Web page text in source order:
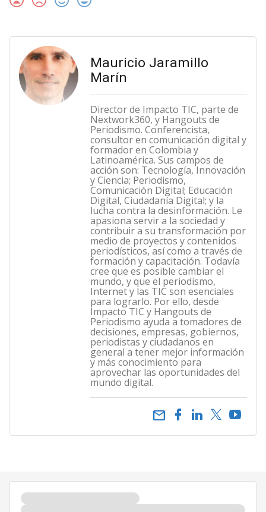
Mauricio Jaramillo
Marín
Director de Impacto TIC, parte de
Nextwork360, y Hangouts de
Periodismo. Conferencista,
consultor en comunicación digital y
formador en Colombia y
Latinoamérica. Sus campos de
acción son: Tecnología, Innovación
y Ciencia; Periodismo,
Comunicación Digital; Educación
Digital, Ciudadanía Digital; y la
lucha contra la desinformación. Le
apasiona servir a la sociedad y
contribuir a su transformación por
medio de proyectos y contenidos
periodísticos, así como a través de
formación y capacitación. Todavía
cree que es posible cambiar el
mundo, y que el periodismo,
Internet y las TIC son esenciales
para lograrlo. Por ello, desde
Impacto TIC y Hangouts de
Periodismo ayuda a tomadores de
decisiones, empresas, gobiernos,
periodistas y ciudadanos en
general a tener mejor información
y más conocimiento para
aprovechar las oportunidades del
mundo digital.
email